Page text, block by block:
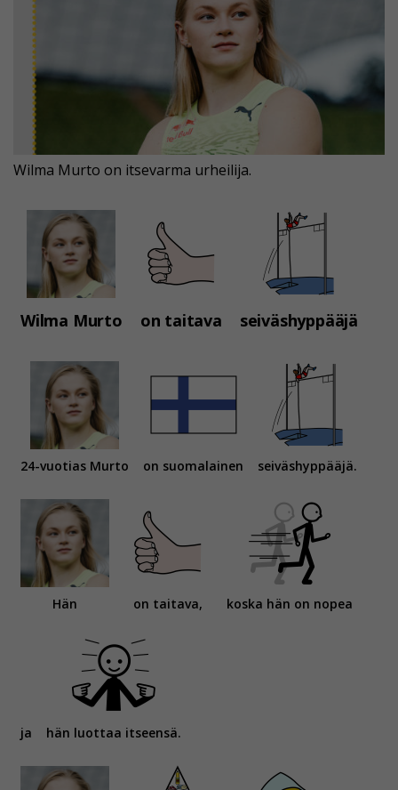
Wilma Murto on taitava seiväshyppääjä
Wilma Murto on itsevarma urheilija.
24-vuotias Murto on suomalainen seiväshyppääjä.
Hän on taitava, koska hän on nopea
ja hän luottaa itseensä.